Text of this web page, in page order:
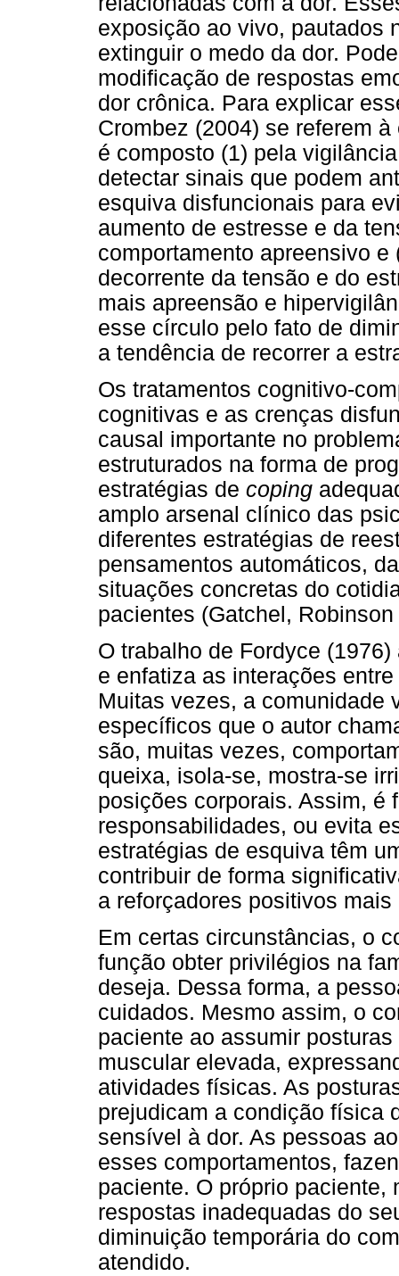
exposição ao vivo, pautados
extinguir o medo da dor.
modificação de respostas
dor crônica. Para explicar
Crombez (2004) se referem
é composto (1) pela
detectar sinais que podem
esquiva disfuncionais para
aumento de estresse e da
comportamento apreensivo
decorrente da tensão e do
mais apreensão e
esse círculo pelo fato de
a tendência de recorrer a
Os tratamentos cognitivo-
cognitivas e as crenças
causal importante no
estruturados na forma de
estratégias de coping
amplo arsenal clínico das
diferentes estratégias de
pensamentos automáticos,
situações concretas do
pacientes (Gatchel,
O trabalho de Fordyce
e enfatiza as interações
Muitas vezes, a comunidade
específicos que o autor
são, muitas vezes,
queixa, isola-se, mostra-se
posições corporais. Assim, é
responsabilidades, ou evita
estratégias de esquiva têm
contribuir de forma
a reforçadores positivos mais
Em certas circunstâncias, o
função obter privilégios na
deseja. Dessa forma, a
cuidados. Mesmo assim, o
paciente ao assumir
muscular elevada,
atividades físicas. As
prejudicam a condição física
sensível à dor. As pessoas
esses comportamentos,
paciente. O próprio
respostas inadequadas do
diminuição temporária do
atendido.